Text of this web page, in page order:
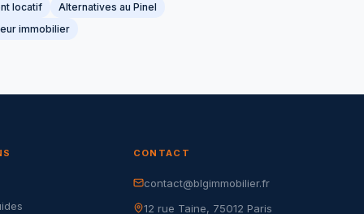
locatif
Alternatives au Pinel
immobilier
CONTACT
contact@blgimmobilier.fr
12 rue Taine, 75012 Paris